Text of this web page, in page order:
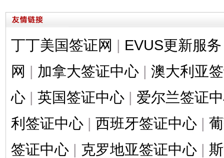
丁丁美国签证网 | EVUS更新服务
网 | 加拿大签证中心 | 澳大利亚
心 | 英国签证中心 | 爱尔兰签证
利签证中心 | 西班牙签证中心 |
签证中心 | 克罗地亚签证中心 |